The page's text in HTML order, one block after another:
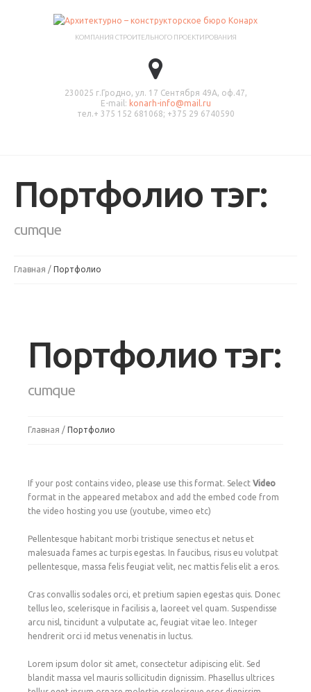
КОМПАНИЯ СТРОИТЕЛЬНОГО ПРОЕКТИРОВАНИЯ
230025 г.Гродно, ул. 17 Сентября 49А, оф.47,
E-mail: konarh-info@mail.ru
тел.+ 375 152 681068; +375 29 6740590
Портфолио тэг:
cumque
Главная Портфолио
Портфолио тэг:
cumque
Главная Портфолио
If your post contains video, please use this format. Select Video
format in the appeared metabox and add the embed code from
the video hosting you use (youtube, vimeo etc)
Pellentesque habitant morbi tristique senectus et netus et
malesuada fames ac turpis egestas. In faucibus, risus eu volutpat
pellentesque, massa felis feugiat velit, nec mattis felis elit a eros.
Cras convallis sodales orci, et pretium sapien egestas quis. Donec
tellus leo, scelerisque in facilisis a, laoreet vel quam. Suspendisse
arcu nisl, tincidunt a vulputate ac, feugiat vitae leo. Integer
hendrerit orci id metus venenatis in luctus.
Lorem ipsum dolor sit amet, consectetur adipiscing elit. Sed
blandit massa vel mauris sollicitudin dignissim. Phasellus ultrices